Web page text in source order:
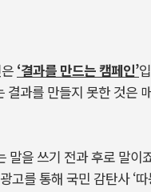
‘결과를 만드는 캠페인’
과를 만들지 못한 것은
말을 쓰기 전과 후로 말이
고를 통해 국민 감탄사 ‘